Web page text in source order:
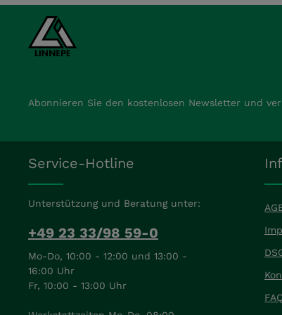
Abonnieren Sie den kostenlosen Newsletter und
Service-Hotline
Unterstützung und Beratung unter:
+49 23 33/98 59-0
Mo-Do, 10:00 - 12:00 und 13:00 -
16:00 Uhr
Fr, 10:00 - 13:00 Uhr